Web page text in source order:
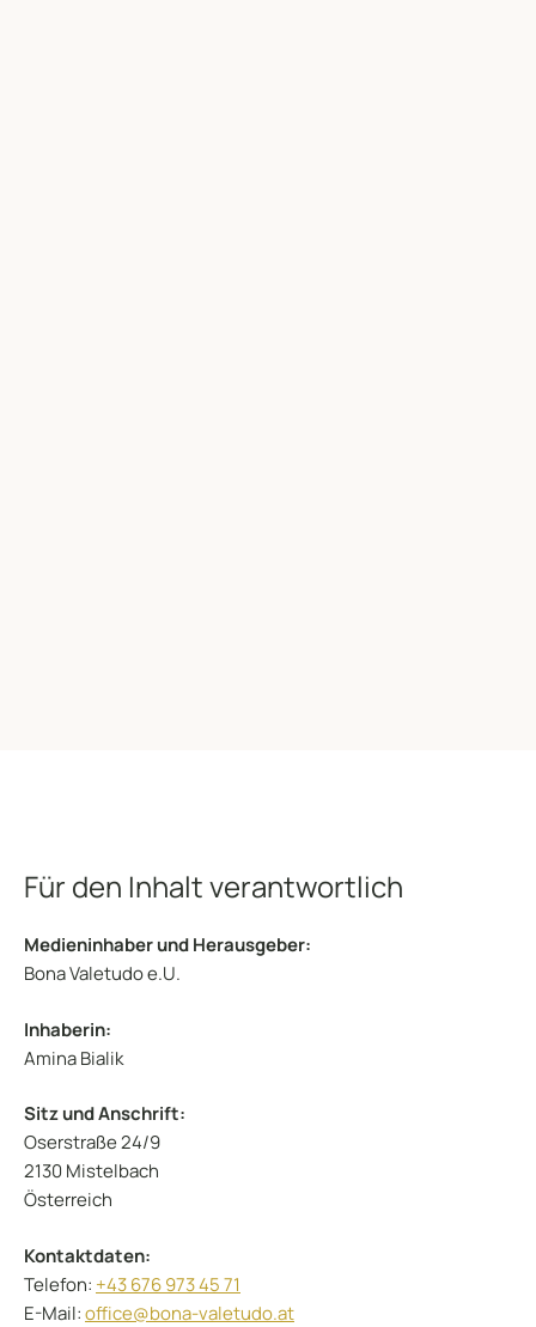
Für den Inhalt verantwortlich
Medieninhaber und Herausgeber:
Bona Valetudo e.U.
Inhaberin:
Amina Bialik
Sitz und Anschrift:
Oserstraße 24/9
2130 Mistelbach
Österreich
Kontaktdaten:
Telefon: +43 676 973 45 71
E-Mail:office@bona-valetudo.at